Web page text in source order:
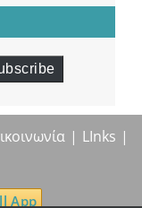
LInks
App